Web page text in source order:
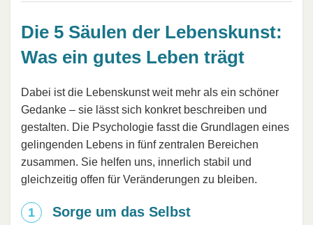
Die 5 Säulen der Lebenskunst:
Was ein gutes Leben trägt
Dabei ist die Lebenskunst weit mehr als ein schöner
Gedanke – sie lässt sich konkret beschreiben und
gestalten. Die Psychologie fasst die Grundlagen eines
gelingenden Lebens in fünf zentralen Bereichen
zusammen. Sie helfen uns, innerlich stabil und
gleichzeitig offen für Veränderungen zu bleiben.
Sorge um das Selbst